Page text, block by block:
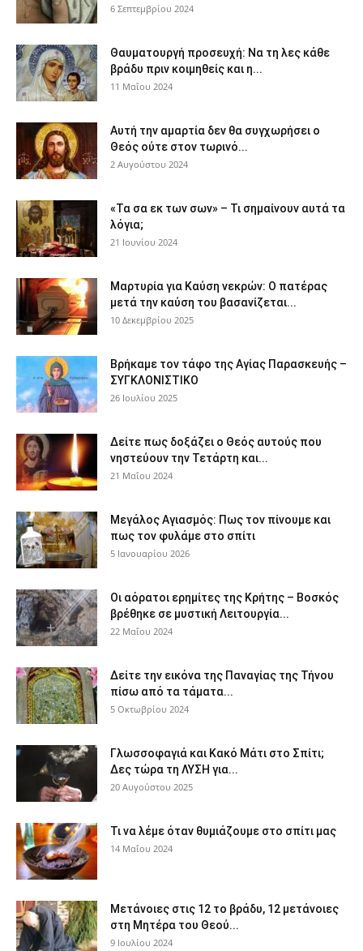
6 Σεπτεμβρίου 2024
Θαυματουργή προσευχή: Να τη λες κάθε
βράδυ πριν κοιμηθείς και η...
11 Μαΐου 2024
Αυτή την αμαρτία δεν θα συγχωρήσει ο
Θεός ούτε στον τωρινό...
2 Αυγούστου 2024
«Τα σα εκ των σων» – Τι σημαίνουν αυτά τα
λόγια;
21 Ιουνίου 2024
Μαρτυρία για Καύση νεκρών: Ο πατέρας
μετά την καύση του βασανίζεται...
10 Δεκεμβρίου 2025
Βρήκαμε τον τάφο της Αγίας Παρασκευής –
ΣΥΓΚΛΟΝΙΣΤΙΚΟ
26 Ιουλίου 2025
Δείτε πως δοξάζει ο Θεός αυτούς που
νηστεύουν την Τετάρτη και...
21 Μαΐου 2024
Μεγάλος Αγιασμός: Πως τον πίνουμε και
πως τον φυλάμε στο σπίτι
5 Ιανουαρίου 2026
Οι αόρατοι ερημίτες της Κρήτης – Βοσκός
βρέθηκε σε μυστική Λειτουργία...
22 Μαΐου 2024
Δείτε την εικόνα της Παναγίας της Τήνου
πίσω από τα τάματα...
5 Οκτωβρίου 2024
Γλωσσοφαγιά και Κακό Μάτι στο Σπίτι;
Δες τώρα τη ΛΥΣΗ για...
20 Αυγούστου 2025
Τι να λέμε όταν θυμιάζουμε στο σπίτι μας
14 Μαΐου 2024
Μετάνοιες στις 12 το βράδυ, 12 μετάνοιες
στη Μητέρα του Θεού...
9 Ιουλίου 2024